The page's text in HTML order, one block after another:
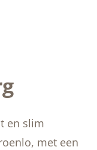
en slim
met een